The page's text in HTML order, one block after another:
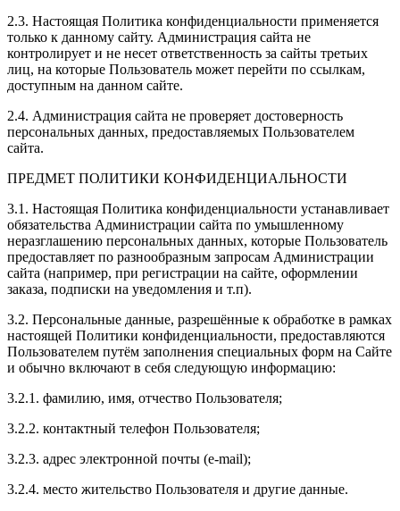
2.3. Настоящая Политика конфиденциальности применяется
только к данному сайту. Администрация сайта не
контролирует и не несет ответственность за сайты третьих
лиц, на которые Пользователь может перейти по ссылкам,
доступным на данном сайте.
2.4. Администрация сайта не проверяет достоверность
персональных данных, предоставляемых Пользователем
сайта.
ПРЕДМЕТ ПОЛИТИКИ КОНФИДЕНЦИАЛЬНОСТИ
3.1. Настоящая Политика конфиденциальности устанавливает
обязательства Администрации сайта по умышленному
неразглашению персональных данных, которые Пользователь
предоставляет по разнообразным запросам Администрации
сайта (например, при регистрации на сайте, оформлении
заказа, подписки на уведомления и т.п).
3.2. Персональные данные, разрешённые к обработке в рамках
настоящей Политики конфиденциальности, предоставляются
Пользователем путём заполнения специальных форм на Сайте
и обычно включают в себя следующую информацию:
3.2.1. фамилию, имя, отчество Пользователя;
3.2.2. контактный телефон Пользователя;
3.2.3. адрес электронной почты (e-mail);
3.2.4. место жительство Пользователя и другие данные.